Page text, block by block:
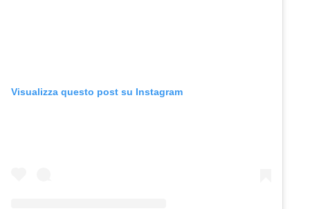
Visualizza questo post su Instagram